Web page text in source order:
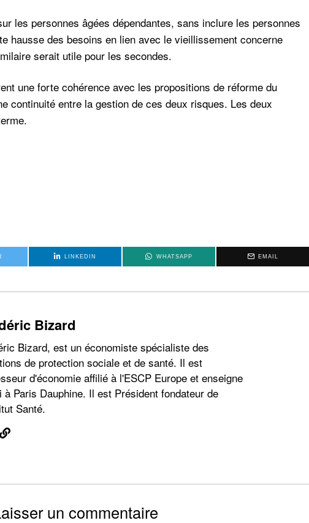
les personnes âgées dépendantes, sans inclure les personnes
hausse des besoins en lien avec le vieillissement concerne
serait utile pour les secondes.
une forte cohérence avec les propositions de réforme du
continuité entre la gestion de ces deux risques. Les deux
LINKEDIN WHATSAPP EMAIL
Bizard
Bizard, est un économiste spécialiste des
de protection sociale et de santé. Il est
d'économie affilié à l'ESCP Europe et enseigne
à Paris Dauphine. Il est Président fondateur de
Santé.
un commentaire